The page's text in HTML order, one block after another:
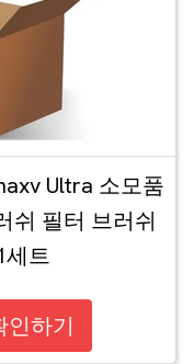
Ultra 소모품
쉬 필터 브러쉬
세트
인하기